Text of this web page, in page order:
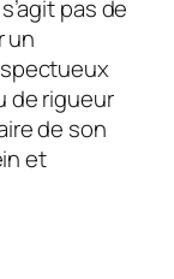
pas de
un
de rigueur
de son
et